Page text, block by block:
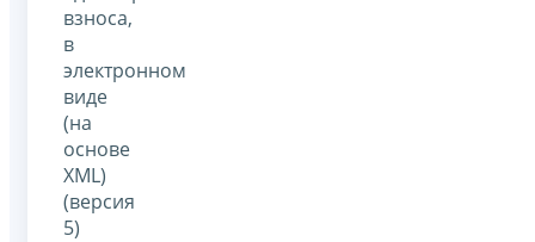
взноса,
в
электронном
виде
(на
основе
XML)
(версия
5)